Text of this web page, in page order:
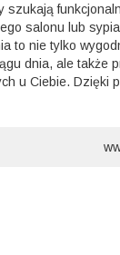
szukają
salonu lub
to nie tylko
dnia, ale także
u Ciebie. Dzięki